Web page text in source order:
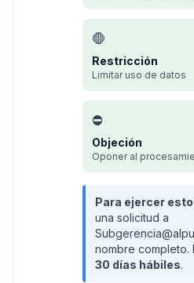
🛑
Restricción
Limitar uso de datos
⛔
Objeción
Oponer al
Para ejercer
una solicitud a
nombre completo.
30 días hábiles.